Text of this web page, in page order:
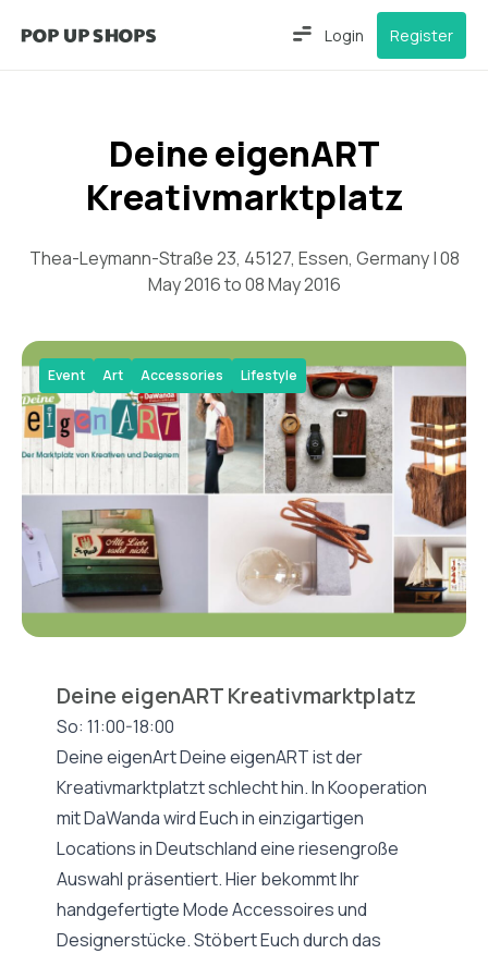
Login Register
Deine eigenART
Kreativmarktplatz
Thea-Leymann-Straße 23, 45127, Essen, Germany | 08
May 2016 to 08 May 2016
Event Art Accessories Lifestyle
Deine eigenART Kreativmarktplatz
So: 11:00-18:00
Deine eigenArt Deine eigenART ist der
Kreativmarktplatzt schlecht hin. In Kooperation
mit DaWanda wird Euch in einzigartigen
Locations in Deutschland eine riesengroße
Auswahl präsentiert. Hier bekommt Ihr
handgefertigte Mode Accessoires und
Designerstücke. Stöbert Euch durch das